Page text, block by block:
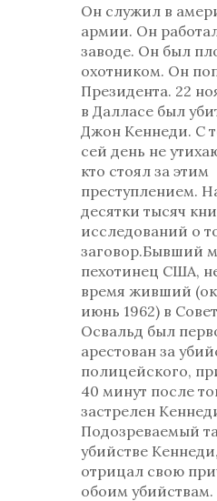
Он служил в
армии. Он
заводе. Он был
охотником. Он
Президента. 22
в Далласе был
Джон Кеннеди. С
сей день не
кто стоял за этим
преступлением.
десятки тысяч
исследований о
заговор.Бывший
пехотинец США,
время живший
июнь 1962) в
Освальд был
арестован за
полицейского,
40 минут после
застрелен
Подозреваемый
убийстве
отрицал свою
обоим убийствам.